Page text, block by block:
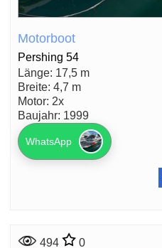
Motorboot
Pershing 54
Länge: 17,5 m
Breite: 4,7 m
Motor: 2x
Baujahr: 1999
WhatsApp
494 0